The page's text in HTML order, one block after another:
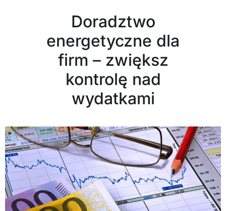
Doradztwo
energetyczne dla
firm – zwiększ
kontrolę nad
wydatkami